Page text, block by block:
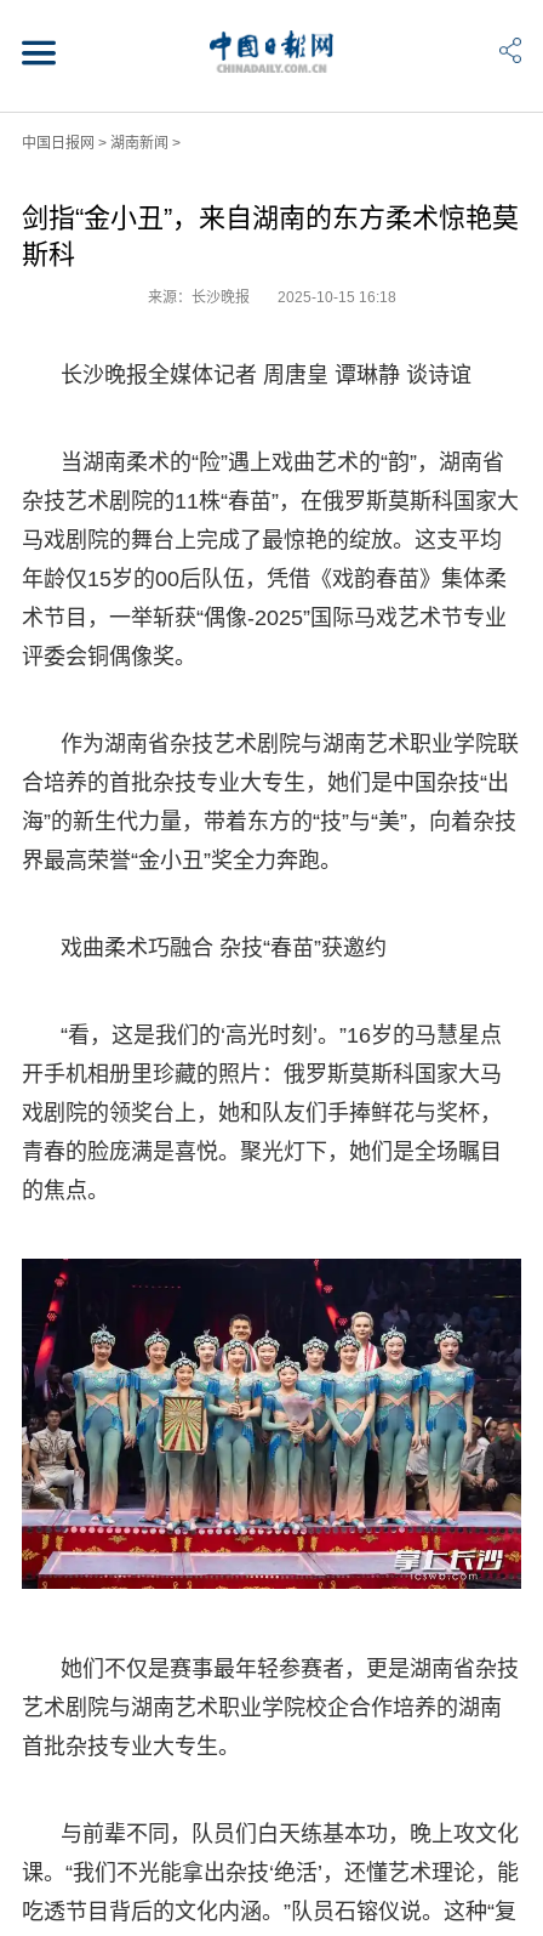
中国日报网 > 湖南新闻 >
剑指“金小丑”，来自湖南的东方柔术惊艳莫
斯科
来源：长沙晚报 2025-10-15 16:18
长沙晚报全媒体记者 周唐皇 谭琳静 谈诗谊
当湖南柔术的“险”遇上戏曲艺术的“韵”，湖南省
杂技艺术剧院的11株“春苗”，在俄罗斯莫斯科国家大
马戏剧院的舞台上完成了最惊艳的绽放。这支平均
年龄仅15岁的00后队伍，凭借《戏韵春苗》集体柔
术节目，一举斩获“偶像-2025”国际马戏艺术节专业
评委会铜偶像奖。
作为湖南省杂技艺术剧院与湖南艺术职业学院联
合培养的首批杂技专业大专生，她们是中国杂技“出
海”的新生代力量，带着东方的“技”与“美”，向着杂技
界最高荣誉“金小丑”奖全力奔跑。
戏曲柔术巧融合 杂技“春苗”获邀约
“看，这是我们的‘高光时刻’。”16岁的马慧星点
开手机相册里珍藏的照片：俄罗斯莫斯科国家大马
戏剧院的领奖台上，她和队友们手捧鲜花与奖杯，
青春的脸庞满是喜悦。聚光灯下，她们是全场瞩目
的焦点。
她们不仅是赛事最年轻参赛者，更是湖南省杂技
艺术剧院与湖南艺术职业学院校企合作培养的湖南
首批杂技专业大专生。
与前辈不同，队员们白天练基本功，晚上攻文化
课。“我们不光能拿出杂技‘绝活’，还懂艺术理论，能
吃透节目背后的文化内涵。”队员石镕仪说。这种“复